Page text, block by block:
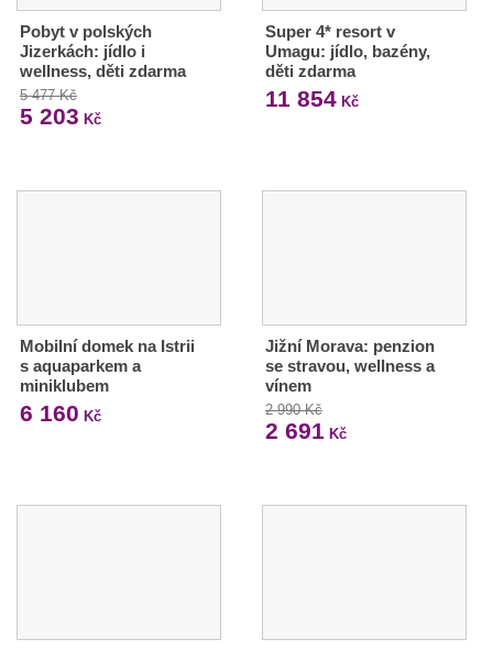
Pobyt v polských
Jizerkách: jídlo i
wellness, děti zdarma
5 477 Kč
5 203 Kč
Super 4* resort v
Umagu: jídlo, bazény,
děti zdarma
11 854Kč
Mobilní domek na Istrii
s aquaparkem a
miniklubem
6 160 Kč
Jižní Morava: penzion
se stravou, wellness a
vínem
2 990 Kč
2 691 Kč